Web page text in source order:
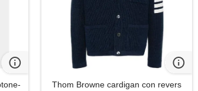
Thom Browne cardigan con revers